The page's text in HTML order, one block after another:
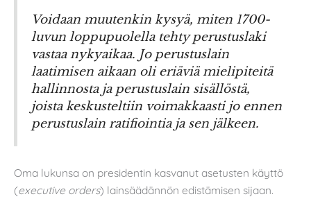
Voidaan muutenkin kysyä, miten 1700-
luvun loppupuolella tehty perustuslaki
vastaa nykyaikaa. Jo perustuslain
laatimisen aikaan oli eriäviä mielipiteitä
hallinnosta ja perustuslain sisällöstä,
joista keskusteltiin voimakkaasti jo ennen
perustuslain ratifiointia ja sen jälkeen.
Oma lukunsa on presidentin kasvanut asetusten käyttö
(executive orders) lainsäädännön edistämisen sijaan.